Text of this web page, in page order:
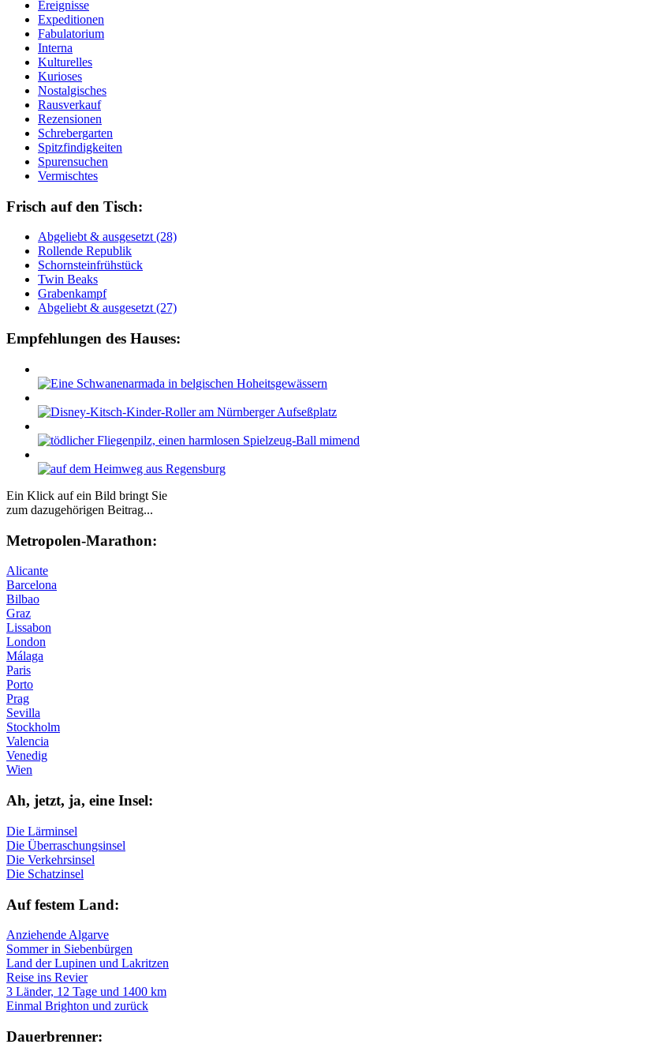
Ereignisse
Expeditionen
Fabulatorium
Interna
Kulturelles
Kurioses
Nostalgisches
Rausverkauf
Rezensionen
Schrebergarten
Spitzfindigkeiten
Spurensuchen
Vermischtes
Frisch auf den Tisch:
Ab­ge­liebt & aus­ge­setzt (28)
Rol­len­de Re­pu­blik
Schorn­stein­früh­stück
Twin Beaks
Gra­ben­kampf
Ab­ge­liebt & aus­ge­setzt (27)
Empfehlungen des Hauses:
Ein Klick auf ein Bild bringt Sie
zum dazugehörigen Beitrag...
Me­tro­po­len-Ma­ra­thon:
Alicante
Barcelona
Bilbao
Graz
Lissabon
London
Málaga
Paris
Porto
Prag
Sevilla
Stockholm
Valencia
Venedig
Wien
Ah, jetzt, ja, ei­ne In­sel:
Die Lärminsel
Die Überraschungsinsel
Die Verkehrsinsel
Die Schatzinsel
Auf fe­stem Land:
Anziehende Algarve
Sommer in Siebenbürgen
Land der Lupinen und Lakritzen
Reise ins Revier
3 Länder, 12 Tage und 1400 km
Einmal Brighton und zurück
Dau­er­bren­ner: